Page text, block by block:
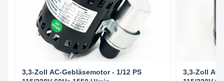
3,3-Zoll AC-Gebläsemotor - 1/12 PS
3,3-Zoll